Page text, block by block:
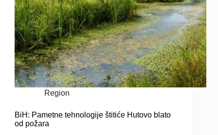
Region
BiH: Pametne tehnologije štitiće Hutovo blato
od požara